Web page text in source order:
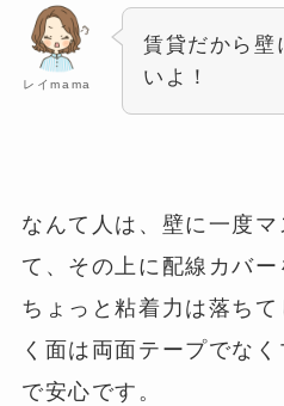
レイmama
賃貸だから壁
いよ！
なんて人は、壁に一度
て、その上に配線カバー
ちょっと粘着力は落ち
く面は両面テープでな
で安心です。